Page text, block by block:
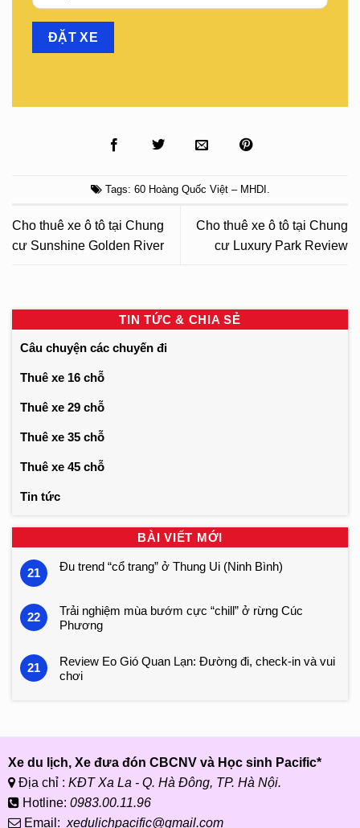
Tags: 60 Hoàng Quốc Việt – MHDI
Cho thuê xe ô tô tại Chung
cư Sunshine Golden River
Cho thuê xe ô tô tại Chung
cư Luxury Park Review
TIN TỨC & CHIA SẺ
Câu chuyện các chuyến đi
Thuê xe 16 chỗ
Thuê xe 29 chỗ
Thuê xe 35 chỗ
Thuê xe 45 chỗ
Tin tức
BÀI VIẾT MỚI
21 Đu trend “cổ trang” ở Thung Ui (Ninh Bình)
22
Trải nghiệm mùa bướm cực “chill” ở rừng Cúc
Phương
21
Review Eo Gió Quan Lạn: Đường đi, check-in và vui
chơi
Xe du lịch, Xe đưa đón CBCNV và Học sinh Pacific*
Địa chỉ : KĐT Xa La - Q. Hà Đông, TP. Hà Nội.
Hotline: 0983.00.11.96
Email: xedulichpacific@gmail.com